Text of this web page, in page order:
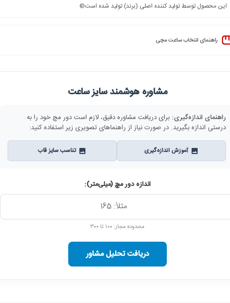
این محصول توسط تولید کننده اصلی (برند) تولید شده است©️
راهنمای انتخاب ساعت مچی
مشاوره هوشمند سایز ساعت
راهنمای اندازه‌گیری: برای دریافت مشاوره دقیق، لازم است دور مچ خود را به
درستی اندازه بگیرید. در صورت نیاز از راهنماهای تصویری زیر استفاده کنید:
آموزش اندازه‌گیری تناسب سایز قاب
اندازه دور مچ (میلی‌متر):
محدوده مجاز: ۱۰۰ تا ۳۰۰
دریافت تحلیل مشاور